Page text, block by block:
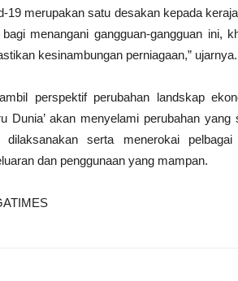
19 merupakan satu desakan kepada
bagi menangani gangguan-gangguan ini,
kesinambungan perniagaan,” ujarnya.
perspektif perubahan landskap
Dunia’ akan menyelami perubahan
dilaksanakan serta menerokai
dan penggunaan yang mampan.